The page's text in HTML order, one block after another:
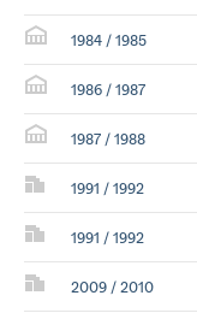
1984 / 1985
1986 / 1987
1987 / 1988
1991 / 1992
1991 / 1992
2009 / 2010